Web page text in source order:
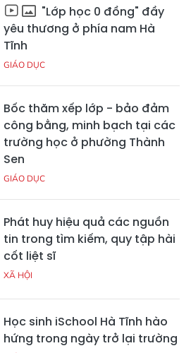
"Lớp học 0 đồng" đầy
yêu thương ở phía nam Hà
Tĩnh
GIÁO DỤC
Bốc thăm xếp lớp - bảo đảm
công bằng, minh bạch tại các
trường học ở phường Thành
Sen
GIÁO DỤC
Phát huy hiệu quả các nguồn
tin trong tìm kiếm, quy tập hài
cốt liệt sĩ
XÃ HỘI
Học sinh iSchool Hà Tĩnh hào
hứng trong ngày trở lại trường